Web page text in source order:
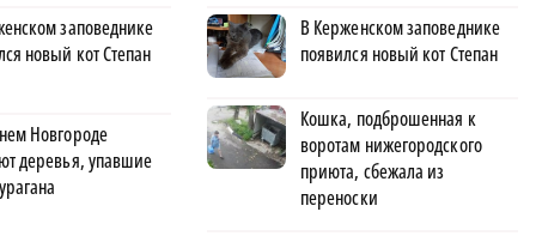
заповеднике
новый кот Степан
Новгороде
деревья, упавшие
В Керженском заповеднике
появился новый кот Степан
Кошка, подброшенная к
воротам нижегородского
приюта, сбежала из
переноски